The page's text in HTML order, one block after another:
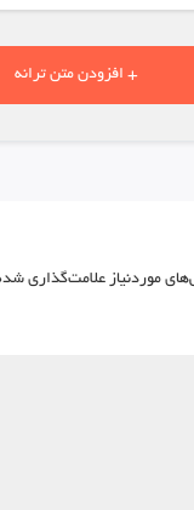
+ افزودن متن ترانه
موردنیاز علامت‌گذاری